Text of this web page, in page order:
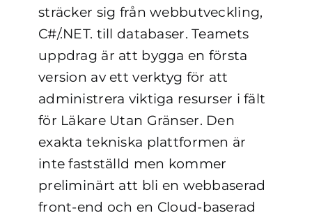
sträcker sig från webbutveckling,
C#/.NET. till databaser. Teamets
uppdrag är att bygga en första
version av ett verktyg för att
administrera viktiga resurser i fält
för Läkare Utan Gränser. Den
exakta tekniska plattformen är
inte fastställd men kommer
preliminärt att bli en webbaserad
front-end och en Cloud-baserad